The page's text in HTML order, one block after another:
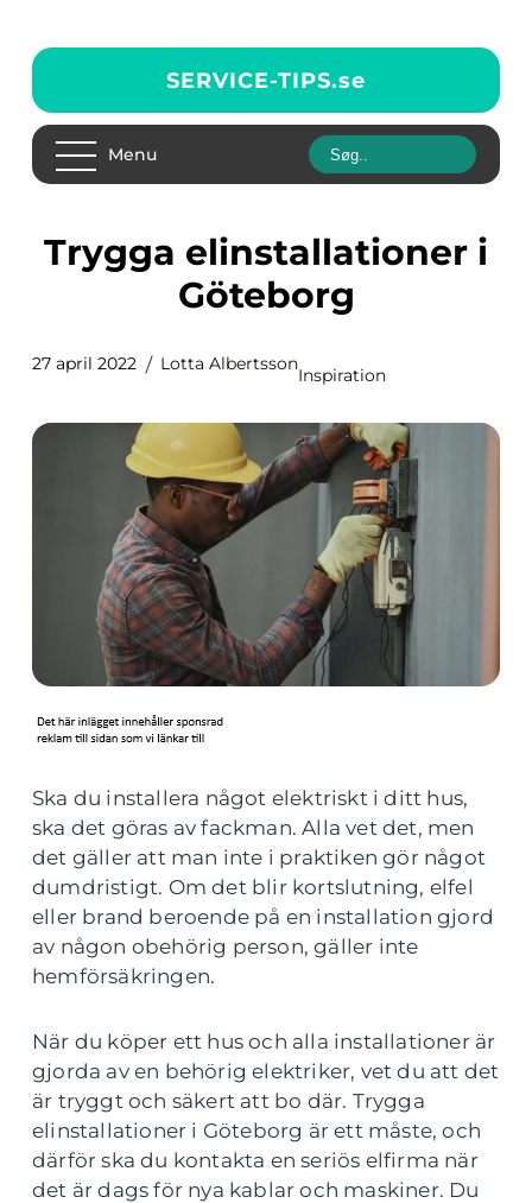
SERVICE-TIPS.se
Menu
Trygga elinstallationer i
Göteborg
27 april 2022 Lotta Albertsson
Inspiration
Ska du installera något elektriskt i ditt hus,
ska det göras av fackman. Alla vet det, men
det gäller att man inte i praktiken gör något
dumdristigt. Om det blir kortslutning, elfel
eller brand beroende på en installation gjord
av någon obehörig person, gäller inte
hemförsäkringen.
När du köper ett hus och alla installationer är
gjorda av en behörig elektriker, vet du att det
är tryggt och säkert att bo där. Trygga
elinstallationer i Göteborg är ett måste, och
därför ska du kontakta en seriös elfirma när
det är dags för nya kablar och maskiner. Du